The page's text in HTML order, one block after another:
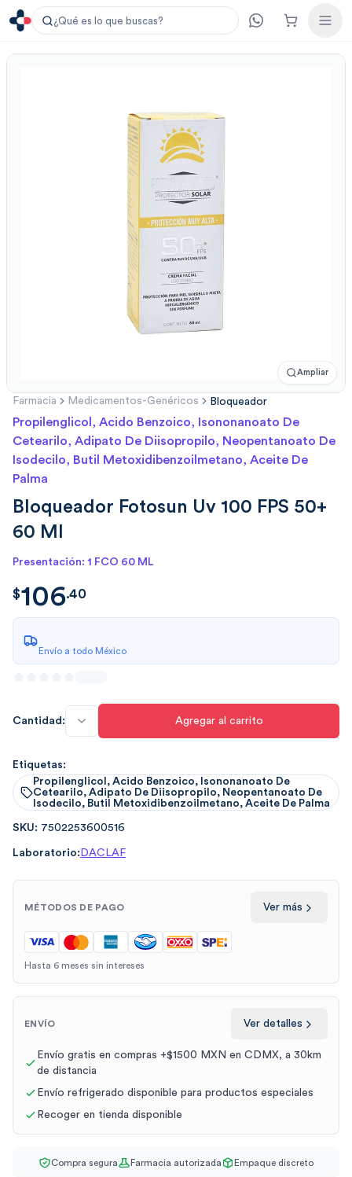
¿Qué es lo que buscas?
Ampliar
Farmacia Medicamentos-Genéricos Bloqueador
Propilenglicol, Acido Benzoico, Isononanoato De
Cetearilo, Adipato De Diisopropilo, Neopentanoato De
Isodecilo, Butil Metoxidibenzoilmetano, Aceite De
Palma
Bloqueador Fotosun Uv 100 FPS 50+
60 Ml
Presentación: 1 FCO 60 ML
$ 106.40
$106.40
Envío a todo México
Cantidad: Agregar al carrito
Etiquetas:
Propilenglicol, Acido Benzoico, Isononanoato De
Cetearilo, Adipato De Diisopropilo, Neopentanoato De
Isodecilo, Butil Metoxidibenzoilmetano, Aceite De Palma
SKU: 7502253600516
Laboratorio: DACLAF
MÉTODOS DE PAGO Ver más
Hasta 6 meses sin intereses
ENVÍO Ver detalles
Envío gratis en compras +$1500 MXN en CDMX, a 30km
de distancia
Envío refrigerado disponible para productos especiales
Recoger en tienda disponible
Compra segura Farmacia autorizada Empaque discreto